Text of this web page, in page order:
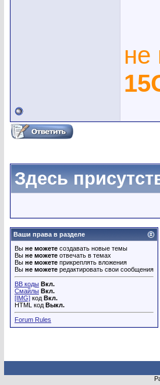
не
Здесь
Ваши права в разделе
Вы не можете создавать новые темы
Вы не можете отвечать в темах
Вы не можете прикреплять вложения
Вы не можете редактировать свои сообщения
BB коды Вкл.
Смайлы Вкл.
[IMG] код Вкл.
HTML код Выкл.
Forum Rules